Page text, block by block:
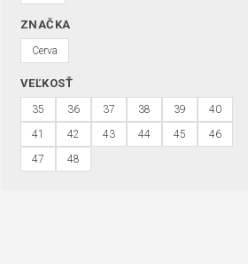
ZNAČKA
Cerva
VEĽKOSŤ
35 36 37 38 39
40
41
42 43 44 45
46
47
48